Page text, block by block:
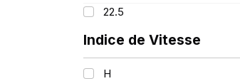
22.5
Indice de Vitesse
H